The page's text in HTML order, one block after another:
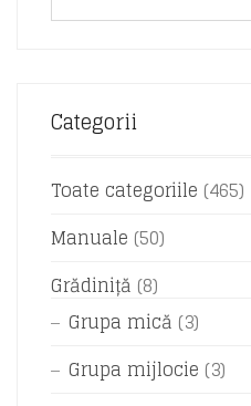
Categorii
Toate categoriile (465)
Manuale (50)
Grădiniță (8)
Grupa mică (3)
Grupa mijlocie (3)